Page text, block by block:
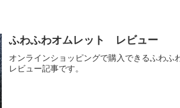
ふわふわオムレット レビュー
オンラインショッピングで購入できるふわふ
レビュー記事です。